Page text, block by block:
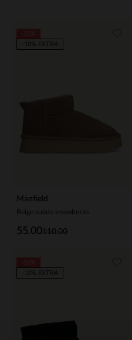
Manfield
Beige suède snowboots
110.00
55.00
-10% EXTRA
-10% EXTRA